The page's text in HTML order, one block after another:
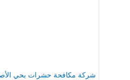
شركة مكافحة حشرات بحي